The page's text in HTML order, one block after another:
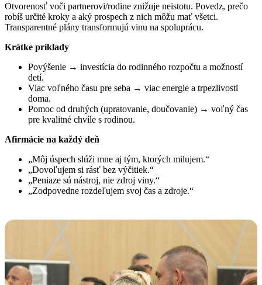
Otvorenosť voči partnerovi/rodine znižuje neistotu. Povedz, prečo
robíš určité kroky a aký prospech z nich môžu mať všetci.
Transparentné plány transformujú vinu na spoluprácu.
Krátke príklady
Povýšenie → investícia do rodinného rozpočtu a možností
detí.
Viac voľného času pre seba → viac energie a trpezlivosti
doma.
Pomoc od druhých (upratovanie, doučovanie) → voľný čas
pre kvalitné chvíle s rodinou.
Afirmácie na každý deň
„Môj úspech slúži mne aj tým, ktorých milujem.“
„Dovoľujem si rásť bez výčitiek.“
„Peniaze sú nástroj, nie zdroj viny.“
„Zodpovedne rozdeľujem svoj čas a zdroje.“